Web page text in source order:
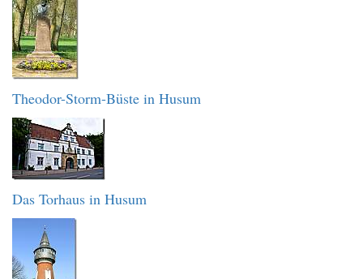
Theodor-Storm-Büste in Husum
Das Torhaus in Husum